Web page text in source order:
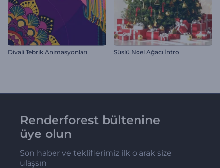
Divali Tebrik Animasyonları Süslü Noel Ağacı İntro
Renderforest bültenine
üye olun
Son haber ve tekliflerimiz ilk olarak size
ulaşsın